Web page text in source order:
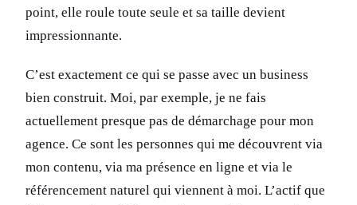
point, elle roule toute seule et sa taille devient
impressionnante.
C’est exactement ce qui se passe avec un business
bien construit. Moi, par exemple, je ne fais
actuellement presque pas de démarchage pour mon
agence. Ce sont les personnes qui me découvrent via
mon contenu, via ma présence en ligne et via le
référencement naturel qui viennent à moi. L’actif que